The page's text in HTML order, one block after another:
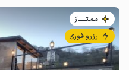
مـمـتــــــاز
رزرو فوری